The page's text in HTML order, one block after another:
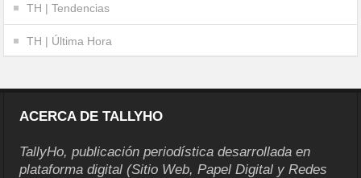
TH | Tendencias
TH | Última Hora
ACERCA DE TALLYHO
TallyHo, publicación periodística desarrollada en
plataforma digital (Sitio Web, Papel Digital y Redes